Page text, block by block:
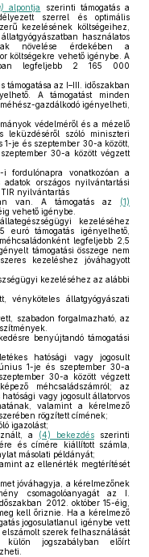
alpontja
szerinti támogatás a
szerrel és optimális
kezelésének költségeihez,
használatos
növelése érdekében a
költségekre vehető igénybe. A
legfeljebb 2 165 000
támogatása az I–III. időszakban
A támogatást minden
gazdálkodó igényelheti,
védelméről és a mézelő
leküzdéséről szóló miniszteri
je és szeptember 30-a között,
30-a között végzett
fordulónapra vonatkozóan a
országos nyilvántartási
nyilvántartás
van. A támogatás az (1)
vehető igénybe.
kezeléséhez
euró támogatás igényelhető,
legfeljebb 2,5
támogatási összege nem
kezeléshez jóváhagyott
kezeléséhez az alábbi
vényköteles állatgyógyászati
szabadon forgalmazható, az
benyújtandó támogatási
hatósági vagy jogosult
1-je és szeptember 30-a
30-a között végzett
méhcsaládszámról; az
vagy jogosult állatorvos
valamint a kérelmező
rögzített címének;
igazolást;
a (4) bekezdés szerinti
és címére kiállított számla,
másolati példányát;
az ellenérték megtérítését
jóváhagyja, a kérelmezőnek
csomagolóanyagát az I.
2012. október 15-éig,
kell őriznie. Ha a kérelmező
jogosulatlanul igénybe vett
szerek felhasználását
jogszabályban előírt